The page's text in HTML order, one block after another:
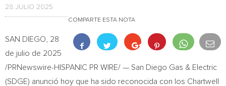
28 JULIO 2025
COMPARTE ESTA NOTA
SAN DIEGO
28
de julio de 2025
/PRNewswire-HISPANIC PR WIRE/ — San Diego Gas & Electric
(SDGE) anunció hoy que ha sido reconocida con los Chartwell